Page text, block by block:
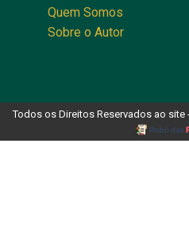
Quem Somos
Sobre o Autor
Todos os Direitos Reservados ao